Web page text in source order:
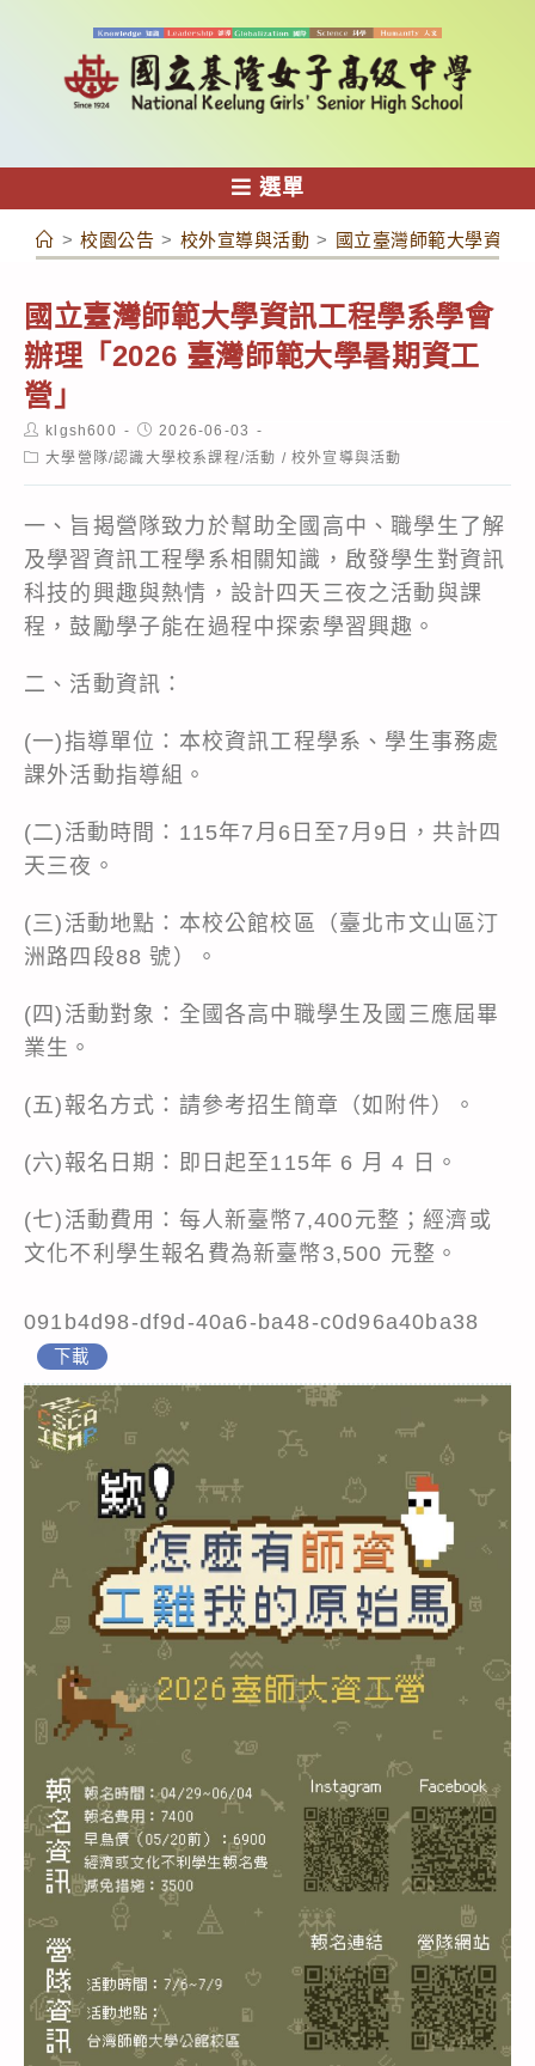
容
選單
> 校園公告 > 校外宣導與活動 > 國立臺灣師範大學資訊
國立臺灣師範大學資訊工程學系學會
辦理「2026 臺灣師範大學暑期資工
營」
Post
author:
klgsh600
Post
published:
2026-06-03
Post大學營隊/認識大學校系課程/活動 / 校外宣導與活動
一、旨揭營隊致力於幫助全國高中、職學生了解
及學習資訊工程學系相關知識，啟發學生對資訊
科技的興趣與熱情，設計四天三夜之活動與課
程，鼓勵學子能在過程中探索學習興趣。
二、活動資訊：
(一)指導單位：本校資訊工程學系、學生事務處
課外活動指導組。
(二)活動時間：115年7月6日至7月9日，共計四
天三夜。
(三)活動地點：本校公館校區（臺北市文山區汀
洲路四段88 號）。
(四)活動對象：全國各高中職學生及國三應屆畢
業生。
(五)報名方式：請參考招生簡章（如附件）。
(六)報名日期：即日起至115年 6 月 4 日。
(七)活動費用：每人新臺幣7,400元整；經濟或
文化不利學生報名費為新臺幣3,500 元整。
091b4d98-df9d-40a6-ba48-c0d96a40ba38
下載